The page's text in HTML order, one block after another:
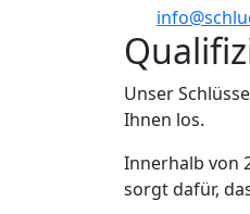
Unser
Ihnen los.
Innerhalb von
sorgt dafür,